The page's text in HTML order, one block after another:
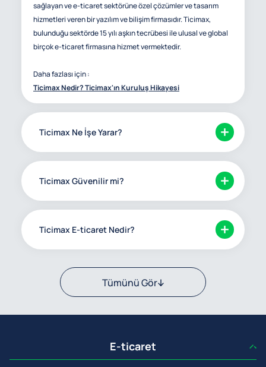
sağlayan ve e-ticaret sektörüne özel çözümler ve tasarım
hizmetleri veren bir yazılım ve bilişim firmasıdır. Ticimax,
bulunduğu sektörde 15 yılı aşkın tecrübesi ile ulusal ve global
birçok e-ticaret firmasına hizmet vermektedir.
Daha fazlası için :
Ticimax Nedir? Ticimax'ın Kuruluş Hikayesi
Ticimax Ne İşe Yarar?
Ticimax Güvenilir mi?
Ticimax E-ticaret Nedir?
Tümünü Gör
E-ticaret